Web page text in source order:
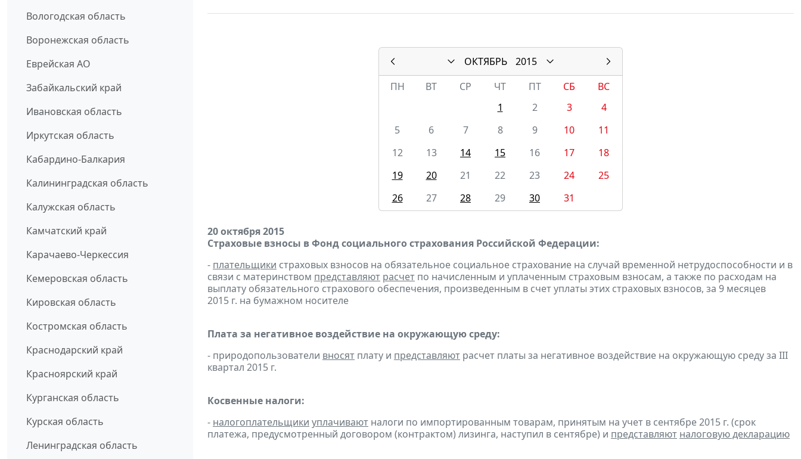
Вологодская область
Воронежская область
Еврейская АО
Забайкальский край
Ивановская область
Иркутская область
Кабардино-Балкария
Калининградская область
Калужская область
Камчатский край
Карачаево-Черкессия
Кемеровская область
Кировская область
Костромская область
Краснодарский край
Красноярский край
Курганская область
Курская область
Ленинградская область
ОКТЯБРЬ
2015
ПН
ВТ СР ЧТ ПТ СБ
ВС
1
2 3
4
5
6 7 8 9 10
11
12
13 14 15 16 17
18
19
20 21 22 23 24
25
26
27 28 29 30 31
20 октября 2015
Страховые взносы в Фонд социального страхования Российской Федерации:
- плательщики страховых взносов на обязательное социальное страхование на случай временной нетрудоспособности и в
связи с материнством представляют расчет по начисленным и уплаченным страховым взносам, а также по расходам на
выплату обязательного страхового обеспечения, произведенным в счет уплаты этих страховых взносов, за 9 месяцев
2015 г. на бумажном носителе
Плата за негативное воздействие на окружающую среду:
- природопользователи вносят плату и представляют расчет платы за негативное воздействие на окружающую среду за III
квартал 2015 г.
Косвенные налоги:
- налогоплательщики уплачивают налоги по импортированным товарам, принятым на учет в сентябре 2015 г. (срок
платежа, предусмотренный договором (контрактом) лизинга, наступил в сентябре) и представляют налоговую декларацию